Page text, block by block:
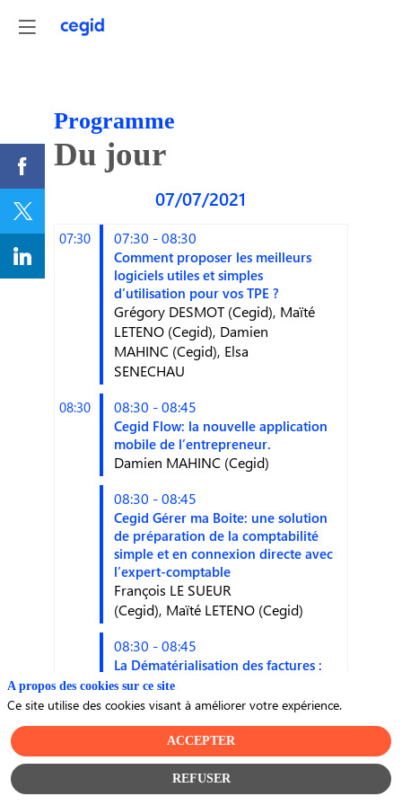
Programme
Du jour
07/07/2021
07:30 07:30 - 08:30
Comment proposer les meilleurs
logiciels utiles et simples
d’utilisation pour vos TPE ?
Grégory DESMOT(Cegid) Maïté
LETENO (Cegid) Damien
MAHINC (Cegid) Elsa
SENECHAU
08:30 08:30 - 08:45
Cegid Flow: la nouvelle application
mobile de l’entrepreneur.
Damien MAHINC (Cegid)
08:30 - 08:45
Cegid Gérer ma Boite: une solution
de préparation de la comptabilité
simple et en connexion directe avec
l’expert-comptable
François LE SUEUR
(Cegid) Maïté LETENO (Cegid)
08:30 - 08:45
La Dématérialisation des factures :
une nouvelle expérience d’usage
pour vos clients
VAN THUAN
08:30 - 08:45
Le Portail Collaboratif et ses
A propos des cookies sur ce site
Ce site utilise des cookies visant à améliorer votre expérience.
ACCEPTER
REFUSER